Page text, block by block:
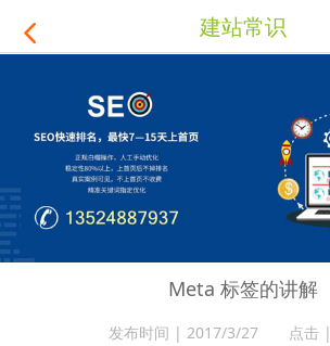
 建站常识
Meta 标签的讲解
发布时间 | 2017/3/27 点击 |